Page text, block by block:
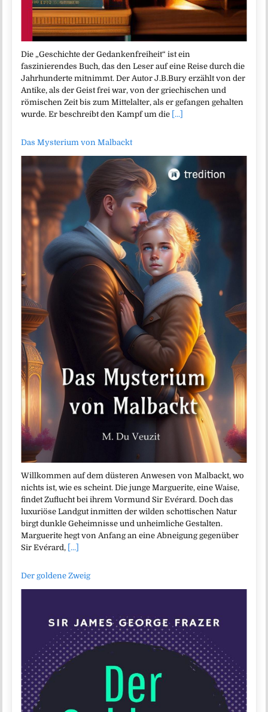
Die „Geschichte der Gedankenfreiheit“ ist ein
faszinierendes Buch, das den Leser auf eine Reise durch die
Jahrhunderte mitnimmt. Der Autor J.B.Bury erzählt von der
Antike, als der Geist frei war, von der griechischen und
römischen Zeit bis zum Mittelalter, als er gefangen gehalten
wurde. Er beschreibt den Kampf um die [...]
Das Mysterium von Malbackt
Willkommen auf dem düsteren Anwesen von Malbackt, wo
nichts ist, wie es scheint. Die junge Marguerite, eine Waise,
findet Zuflucht bei ihrem Vormund Sir Evérard. Doch das
luxuriöse Landgut inmitten der wilden schottischen Natur
birgt dunkle Geheimnisse und unheimliche Gestalten.
Marguerite hegt von Anfang an eine Abneigung gegenüber
Sir Evérard, [...]
Der goldene Zweig